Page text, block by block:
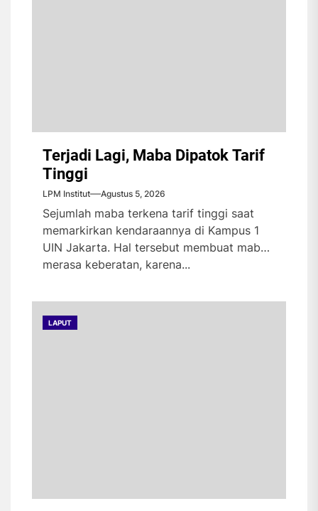
Terjadi Lagi, Maba Dipatok Tarif
Tinggi
LPM Institut Agustus 5, 2026
Sejumlah maba terkena tarif tinggi saat
memarkirkan kendaraannya di Kampus 1
UIN Jakarta. Hal tersebut membuat maba
merasa keberatan, karena...
LAPUT